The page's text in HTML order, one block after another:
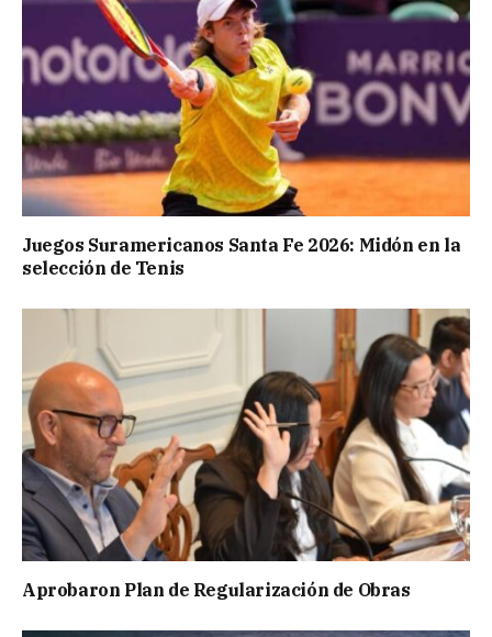
Juegos Suramericanos Santa Fe 2026: Midón en la
selección de Tenis
Aprobaron Plan de Regularización de Obras